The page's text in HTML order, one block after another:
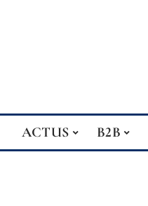
ACTUS B2B